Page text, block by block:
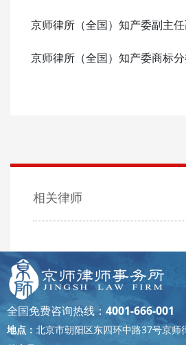
京师律所（全国）知产委副主任
京师律所（全国）知产委商标
相关律师
全国免费咨询热线： 4001-666-001
地点： 北京市朝阳区东四环中路37号京师